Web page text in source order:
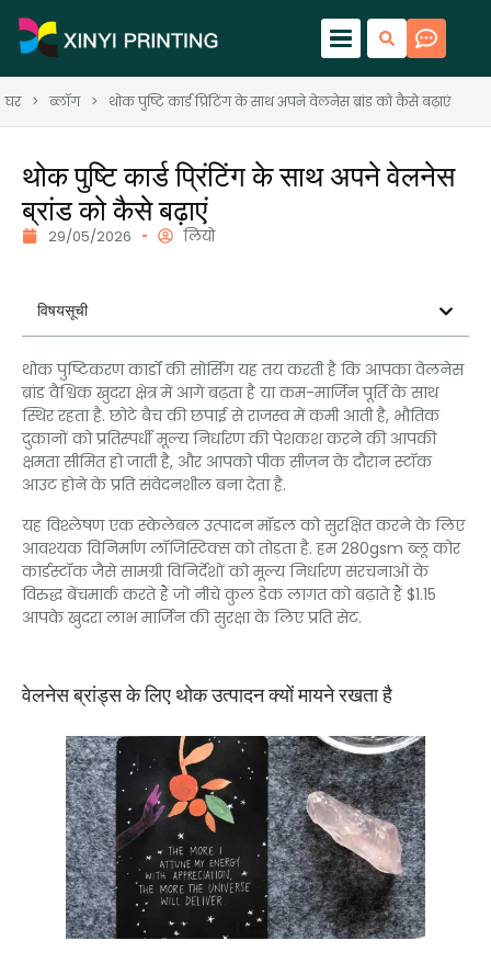
घर > ब्लॉग > थोक पुष्टि कार्ड प्रिंटिंग के साथ अपने वेलनेस ब्रांड को कैसे बढ़ाएं
थोक पुष्टि कार्ड प्रिंटिंग के साथ अपने वेलनेस
ब्रांड को कैसे बढ़ाएं
29/05/2026 लियो
विषयसूची
थोक पुष्टिकरण कार्डों की सोर्सिंग यह तय करती है कि आपका वेलनेस
ब्रांड वैश्विक खुदरा क्षेत्र में आगे बढ़ता है या कम-मार्जिन पूर्ति के साथ
स्थिर रहता है. छोटे बैच की छपाई से राजस्व में कमी आती है, भौतिक
दुकानों को प्रतिस्पर्धी मूल्य निर्धारण की पेशकश करने की आपकी
क्षमता सीमित हो जाती है, और आपको पीक सीज़न के दौरान स्टॉक
आउट होने के प्रति संवेदनशील बना देता है.
यह विश्लेषण एक स्केलेबल उत्पादन मॉडल को सुरक्षित करने के लिए
आवश्यक विनिर्माण लॉजिस्टिक्स को तोड़ता है. हम 280gsm ब्लू कोर
कार्डस्टॉक जैसे सामग्री विनिर्देशों को मूल्य निर्धारण संरचनाओं के
विरुद्ध बेंचमार्क करते हैं जो नीचे कुल डेक लागत को बढ़ाते हैं $1.15
आपके खुदरा लाभ मार्जिन की सुरक्षा के लिए प्रति सेट.
वेलनेस ब्रांड्स के लिए थोक उत्पादन क्यों मायने रखता है